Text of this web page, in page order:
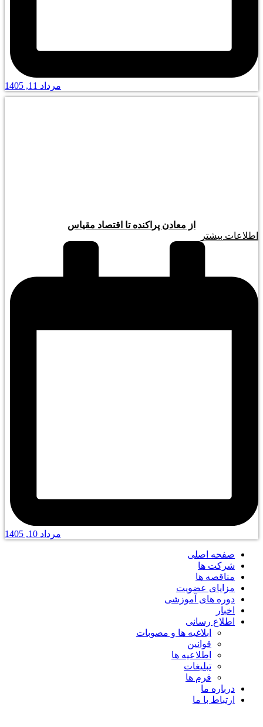
مرداد 11, 1405
از معادن پراکنده تا اقتصاد مقیاس
اطلاعات بیشتر
مرداد 10, 1405
صفحه اصلی
شرکت ها
مناقصه ها
مزایای عضویت
دوره های آموزشی
اخبار
اطلاع رسانی
ابلاغیه ها و مصوبات
قوانین
اطلاعیه ها
تبلیغات
فرم ها
درباره ما
ارتباط با ما